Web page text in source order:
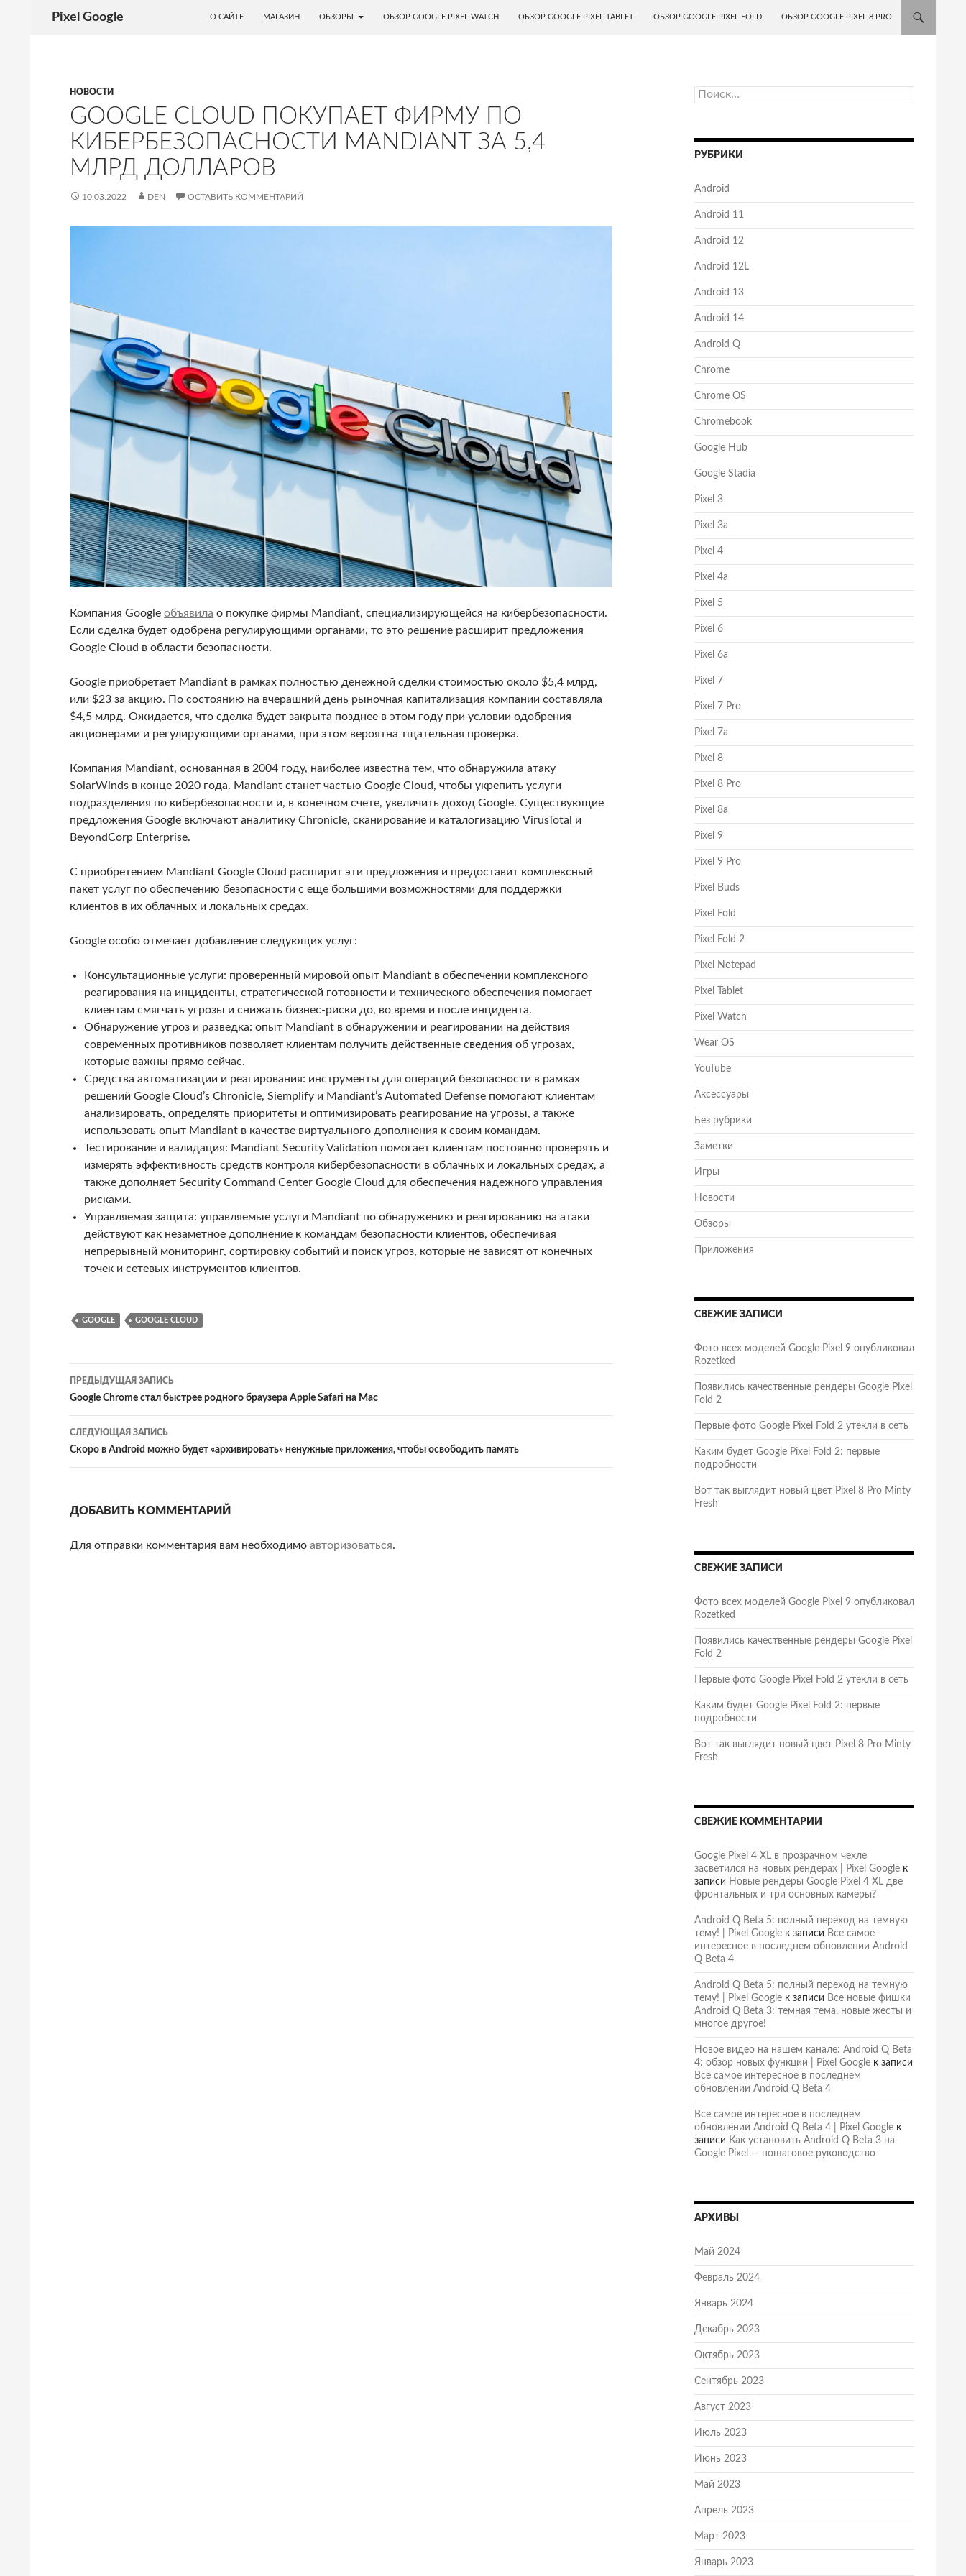
Pixel Google
О САЙТЕ
МАГАЗИН ОБЗОРЫ ОБЗОР GOOGLE PIXEL WATCH ОБЗОР GOOGLE PIXEL TABLET ОБЗОР GOOGLE PIXEL FOLD ОБЗОР GOOGLE PIXEL 8 PRO
НОВОСТИ
GOOGLE CLOUD ПОКУПАЕТ ФИРМУ ПО
КИБЕРБЕЗОПАСНОСТИ MANDIANT ЗА 5,4
МЛРД ДОЛЛАРОВ
10.03.2022 DEN ОСТАВИТЬ КОММЕНТАРИЙ
Компания Google объявила о покупке фирмы Mandiant, специализирующейся на кибербезопасности.
Если сделка будет одобрена регулирующими органами, то это решение расширит предложения
Google Cloud в области безопасности.
Google приобретает Mandiant в рамках полностью денежной сделки стоимостью около $5,4 млрд,
или $23 за акцию. По состоянию на вчерашний день рыночная капитализация компании составляла
$4,5 млрд. Ожидается, что сделка будет закрыта позднее в этом году при условии одобрения
акционерами и регулирующими органами, при этом вероятна тщательная проверка.
Компания Mandiant, основанная в 2004 году, наиболее известна тем, что обнаружила атаку
SolarWinds в конце 2020 года. Mandiant станет частью Google Cloud, чтобы укрепить услуги
подразделения по кибербезопасности и, в конечном счете, увеличить доход Google. Существующие
предложения Google включают аналитику Chronicle, сканирование и каталогизацию VirusTotal и
BeyondCorp Enterprise.
С приобретением Mandiant Google Cloud расширит эти предложения и предоставит комплексный
пакет услуг по обеспечению безопасности с еще большими возможностями для поддержки
клиентов в их облачных и локальных средах.
Google особо отмечает добавление следующих услуг:
Консультационные услуги: проверенный мировой опыт Mandiant в обеспечении комплексного
реагирования на инциденты, стратегической готовности и технического обеспечения помогает
клиентам смягчать угрозы и снижать бизнес-риски до, во время и после инцидента.
Обнаружение угроз и разведка: опыт Mandiant в обнаружении и реагировании на действия
современных противников позволяет клиентам получить действенные сведения об угрозах,
которые важны прямо сейчас.
Средства автоматизации и реагирования: инструменты для операций безопасности в рамках
решений Google Cloud’s Chronicle, Siemplify и Mandiant’s Automated Defense помогают клиентам
анализировать, определять приоритеты и оптимизировать реагирование на угрозы, а также
использовать опыт Mandiant в качестве виртуального дополнения к своим командам.
Тестирование и валидация: Mandiant Security Validation помогает клиентам постоянно проверять и
измерять эффективность средств контроля кибербезопасности в облачных и локальных средах, а
также дополняет Security Command Center Google Cloud для обеспечения надежного управления
рисками.
Управляемая защита: управляемые услуги Mandiant по обнаружению и реагированию на атаки
действуют как незаметное дополнение к командам безопасности клиентов, обеспечивая
непрерывный мониторинг, сортировку событий и поиск угроз, которые не зависят от конечных
точек и сетевых инструментов клиентов.
GOOGLE GOOGLE CLOUD
Навигация
по
записям
ПРЕДЫДУЩАЯ ЗАПИСЬ
Google Chrome стал быстрее родного браузера Apple Safari на Mac
СЛЕДУЮЩАЯ ЗАПИСЬ
Скоро в Android можно будет «архивировать» ненужные приложения, чтобы освободить память
ДОБАВИТЬ КОММЕНТАРИЙ
Для отправки комментария вам необходимо авторизоваться.
Найти:
РУБРИКИ
Android
Android 11
Android 12
Android 12L
Android 13
Android 14
Android Q
Chrome
Chrome OS
Chromebook
Google Hub
Google Stadia
Pixel 3
Pixel 3a
Pixel 4
Pixel 4a
Pixel 5
Pixel 6
Pixel 6a
Pixel 7
Pixel 7 Pro
Pixel 7a
Pixel 8
Pixel 8 Pro
Pixel 8a
Pixel 9
Pixel 9 Pro
Pixel Buds
Pixel Fold
Pixel Fold 2
Pixel Notepad
Pixel Tablet
Pixel Watch
Wear OS
YouTube
Аксессуары
Без рубрики
Заметки
Игры
Новости
Обзоры
Приложения
СВЕЖИЕ ЗАПИСИ
Фото всех моделей Google Pixel 9 опубликовал
Rozetked
Появились качественные рендеры Google Pixel
Fold 2
Первые фото Google Pixel Fold 2 утекли в сеть
Каким будет Google Pixel Fold 2: первые
подробности
Вот так выглядит новый цвет Pixel 8 Pro Minty
Fresh
СВЕЖИЕ ЗАПИСИ
Фото всех моделей Google Pixel 9 опубликовал
Rozetked
Появились качественные рендеры Google Pixel
Fold 2
Первые фото Google Pixel Fold 2 утекли в сеть
Каким будет Google Pixel Fold 2: первые
подробности
Вот так выглядит новый цвет Pixel 8 Pro Minty
Fresh
СВЕЖИЕ КОММЕНТАРИИ
Google Pixel 4 XL в прозрачном чехле
засветился на новых рендерах | Pixel Google к
записи Новые рендеры Google Pixel 4 XL две
фронтальных и три основных камеры?
Android Q Beta 5: полный переход на темную
тему! | Pixel Google к записи Все самое
интересное в последнем обновлении Android
Q Beta 4
Android Q Beta 5: полный переход на темную
тему! | Pixel Google к записи Все новые фишки
Android Q Beta 3: темная тема, новые жесты и
многое другое!
Новое видео на нашем канале: Android Q Beta
4: обзор новых функций | Pixel Google к записи
Все самое интересное в последнем
обновлении Android Q Beta 4
Все самое интересное в последнем
обновлении Android Q Beta 4 | Pixel Google к
записи Как установить Android Q Beta 3 на
Google Pixel — пошаговое руководство
АРХИВЫ
Май 2024
Февраль 2024
Январь 2024
Декабрь 2023
Октябрь 2023
Сентябрь 2023
Август 2023
Июль 2023
Июнь 2023
Май 2023
Апрель 2023
Март 2023
Январь 2023